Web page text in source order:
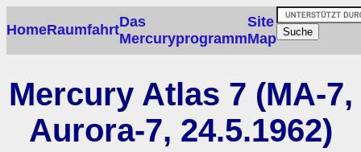
HomeRaumfahrtDas
Mercuryprogramm
Site
Map
Mercury Atlas 7 (MA-7,
Aurora-7, 24.5.1962)